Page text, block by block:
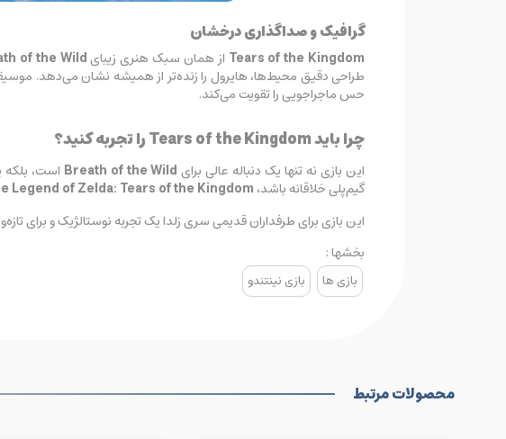
گرافیک و صداگذاری درخشان
Tears of the Kingdom از همان سبک هنری زیبایof the Wild
طراحی دقیق محیط‌ها، هایرول را زنده‌تر از همیشه نشان می‌دهد.
حس ماجراجویی را تقویت می‌کند.
چرا باید Tears of the Kingdom را تجربه کنید؟
این بازی نه تنها یک دنباله عالی برای Breath of the Wild است،
گیم‌پلی خلاقانه باشد، Legend of Zelda: Tears of the Kingdom
این بازی برای طرفداران قدیمی سری زلدا یک تجربه نوستالژیک و برای
بخشها :
بازی ها بازی نینتندو
محصولات مرتبط